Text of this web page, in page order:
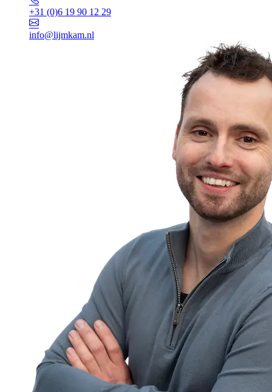
+31 (0)6 19 90 12 29
info@lijmkam.nl